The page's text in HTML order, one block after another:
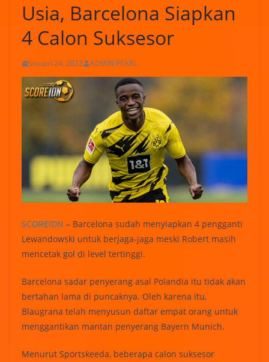
Usia, Barcelona Siapkan
4 Calon Suksesor
Januari 24, 2023 ADMIN PEARL
SCOREIDN – Barcelona sudah menyiapkan 4 pengganti
Lewandowski untuk berjaga-jaga meski Robert masih
mencetak gol di level tertinggi.
Barcelona sadar penyerang asal Polandia itu tidak akan
bertahan lama di puncaknya. Oleh karena itu,
Blaugrana telah menyusun daftar empat orang untuk
menggantikan mantan penyerang Bayern Munich.
Menurut Sportskeeda, beberapa calon suksesor